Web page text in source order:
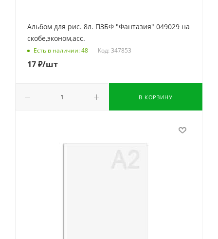
Альбом для рис. 8л. ПЗБФ "Фантазия" 049029 на
скобе,эконом,асс.
Есть в наличии: 48 Код: 347853
17₽/шт
В КОРЗИНУ